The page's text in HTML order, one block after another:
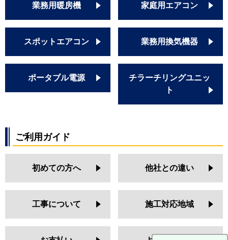
業務用暖房機 家庭用エアコン
スポットエアコン 業務用換気機器
ポータブル電源
チラーチリングユニッ
ト
ご利用ガイド
初めての方へ 他社との違い
工事について 施工対応地域